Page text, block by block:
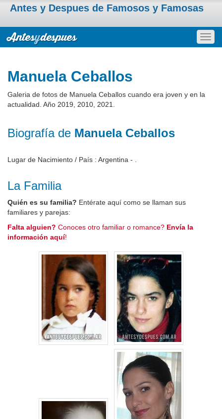
Antes y Despues de Famosos y Famosas
Manuela Ceballos
Galeria de fotos de Manuela Ceballos cuando era joven y en la
actualidad. Año 2019, 2010, 2021.
Biografía de Manuela Ceballos
Lugar de Nacimiento / País : Argentina - .
La Familia
Quién es su familia? Entérate aquí como se llaman sus
familiares y parejas:
Falta alguien? Conoces otro familiar o romance? Envía la
información aquí!